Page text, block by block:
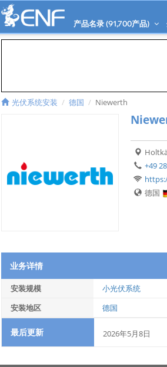
产品名录 (91,700产品)
光伏系统安装 德国 Niewerth
+49
德国
业务详情
安装规模
小光伏系统
安装地区
德国
最后更新 2026年5月8日